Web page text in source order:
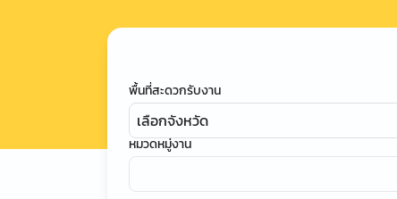
พื้นที่สะดวกรับงาน
เลือกจังหวัด
หมวดหมู่งาน